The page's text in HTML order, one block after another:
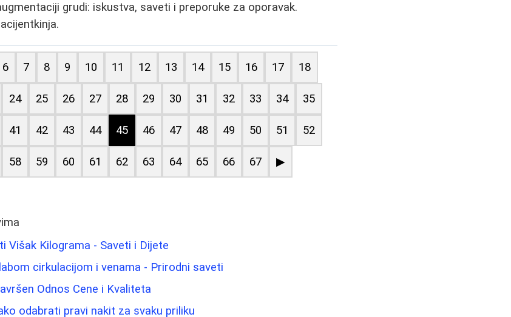
grudi: iskustva, saveti i preporuke za oporavak.
6 7 8 9 10 11 12 13 14 15 16 17 18
24 25 26 27 28 29 30 31 32 33 34 35
41 42 43 44 45 46 47 48 49 50 51 52
58 59 60 61 62 63 64 65 66 67 ▶
Višak Kilograma - Saveti i Dijete
cirkulacijom i venama - Prirodni saveti
Odnos Cene i Kvaliteta
odabrati pravi nakit za svaku priliku